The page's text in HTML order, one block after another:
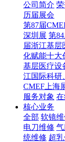
公司简介
历届展会
第87届
深圳展 第
届浙江基层
化赋能十大
基层医疗设
江国际科研
CMEF上海
服务对象
核心业务
全部 软镜
电刀维修
统维修 超